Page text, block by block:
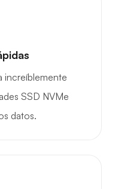
increíblemente
SSD NVMe
datos.